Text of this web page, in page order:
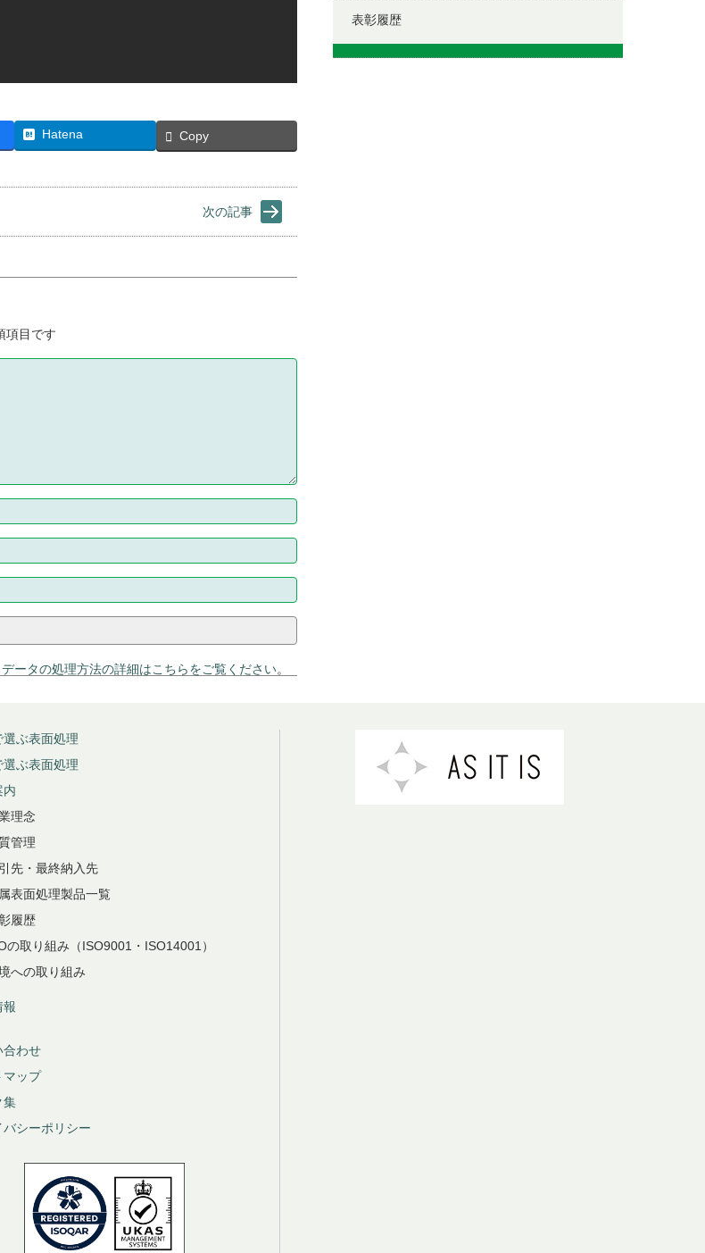
Hatena Copy
次の記事
項目です
データの処理方法の詳細はこちらをご覧ください。
表彰履歴
選ぶ表面処理
選ぶ表面処理
内
理念
管理
先・最終納入先
表面処理製品一覧
履歴
の取り組み（ISO9001・ISO14001）
への取り組み
報
合わせ
マップ
集
バシーポリシー